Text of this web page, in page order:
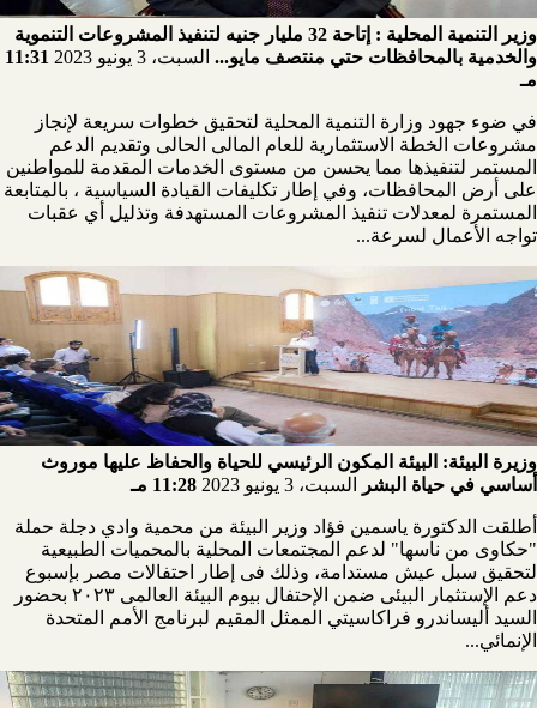
وزير التنمية المحلية : إتاحة 32 مليار جنيه لتنفيذ المشروعات التنموية
والخدمية بالمحافظات حتي منتصف مايو... السبت، 3 يونيو 2023
11:31
مـ
في ضوء جهود وزارة التنمية المحلية لتحقيق خطوات سريعة لإنجاز
مشروعات الخطة الاستثمارية للعام المالى الحالى وتقديم الدعم
المستمر لتنفيذها مما يحسن من مستوى الخدمات المقدمة للمواطنين
على أرض المحافظات، وفي إطار تكليفات القيادة السياسية ، بالمتابعة
المستمرة لمعدلات تنفيذ المشروعات المستهدفة وتذليل أي عقبات
تواجه الأعمال لسرعة...
وزيرة البيئة: البيئة المكون الرئيسي للحياة والحفاظ عليها موروث
أساسي في حياة البشر
السبت، 3 يونيو 2023 11:28 مـ
أطلقت الدكتورة ياسمين فؤاد وزير البيئة من محمية وادي دجلة حملة
"حكاوى من ناسها" لدعم المجتمعات المحلية بالمحميات الطبيعية
لتحقيق سبل عيش مستدامة، وذلك فى إطار احتفالات مصر بإسبوع
دعم الإستثمار البيئى ضمن الإحتفال بيوم البيئة العالمى ٢٠٢٣ بحضور
السيد أليساندرو فراكاسيتي الممثل المقيم لبرنامج الأمم المتحدة
الإنمائي...